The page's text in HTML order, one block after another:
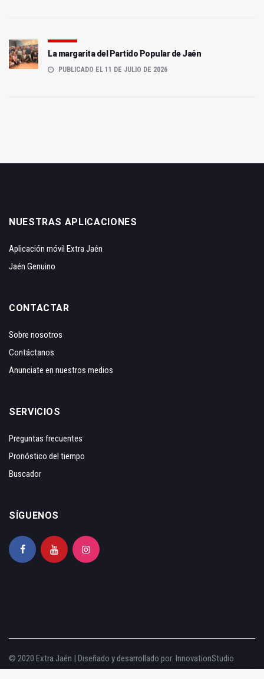
La margarita del Partido Popular de Jaén
PUBLICADO EL 11 DE JULIO DE 2026
NUESTRAS APLICACIONES
Aplicación móvil Extra Jaén
Jaén Genuino
CONTACTAR
Sobre nosotros
Contáctanos
Anunciate en nuestros medios
SERVICIOS
Preguntas frecuentes
Pronóstico del tiempo
Buscador
SÍGUENOS
© 2020 Extra Jaén | Diseñado y desarrollado por: InnovationStudio